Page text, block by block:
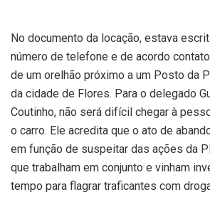
No documento da locação, estava
número de telefone e de acordo
de um orelhão próximo a um Posto da
da cidade de Flores. Para o delegado
Coutinho, não será difícil chegar à
o carro. Ele acredita que o ato de
em função de suspeitar das ações da
que trabalham em conjunto e vinham
tempo para flagrar traficantes com